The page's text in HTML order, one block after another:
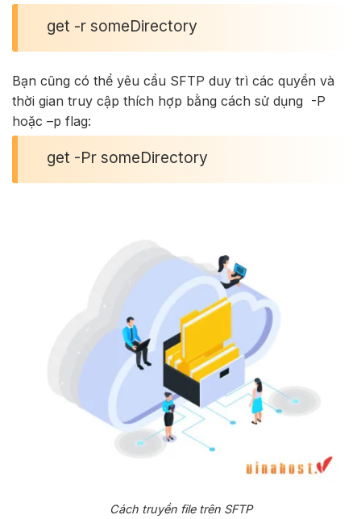
get -r someDirectory
Bạn cũng có thể yêu cầu SFTP duy trì các quyền và
thời gian truy cập thích hợp bằng cách sử dụng -P
hoặc –p flag:
get -Pr someDirectory
Cách truyền file trên SFTP